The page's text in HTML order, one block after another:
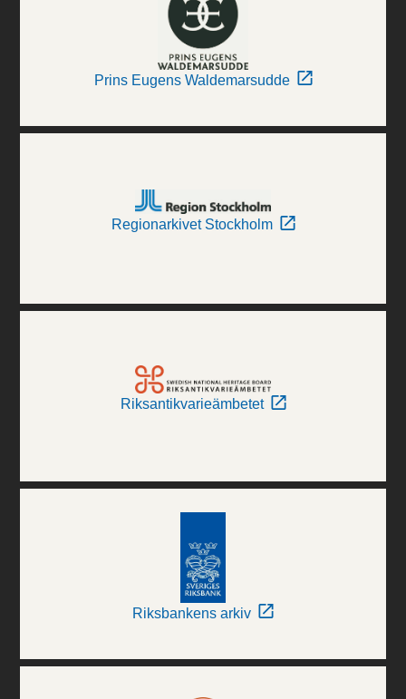
Prins Eugens Waldemarsudde
Regionarkivet Stockholm
Riksantikvarieämbetet
Riksbankens arkiv